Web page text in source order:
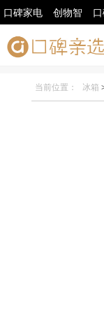
口碑家电 创物智
当前位置： 冰箱
松下